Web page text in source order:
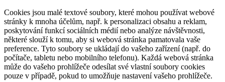
Cookies jsou malé textové soubory, které mohou používat webové
stránky k mnoha účelům, např. k personalizaci obsahu a reklam,
poskytování funkcí sociálních médií nebo analýze návštěvnosti,
některé slouží k tomu, aby si webová stránka pamatovala vaše
preference. Tyto soubory se ukládají do vašeho zařízení (např. do
počítače, tabletu nebo mobilního telefonu). Každá webová stránka
může do vašeho prohlížeče odesílat své vlastní soubory cookies
pouze v případě, pokud to umožňuje nastavení vašeho prohlížeče.